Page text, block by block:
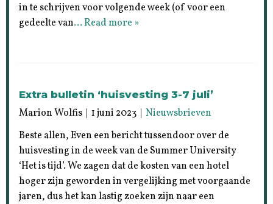
in te schrijven voor volgende week (of voor een
gedeelte van… Read more »
Extra bulletin ‘huisvesting 3-7 juli’
Marion Wolfis | 1 juni 2023 |Nieuwsbrieven
Beste allen, Even een bericht tussendoor over de
huisvesting in de week van de Summer University
‘Het is tijd’. We zagen dat de kosten van een hotel
hoger zijn geworden in vergelijking met voorgaande
jaren, dus het kan lastig zoeken zijn naar een